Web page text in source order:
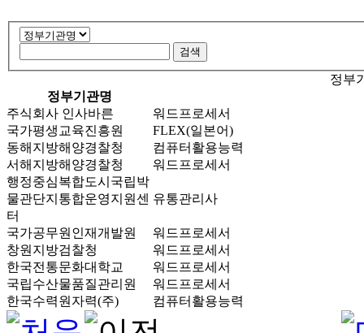
정부
정부기관명
주식회사 인사바른
워드프로세서
국가평생교육진흥원
FLEX(일본어)
동해지방해양경찰청
컴퓨터활용능력
서해지방해양경찰청
워드프로세서
행정중심복합도시국립박
물관단지통합운영지원센
터
유통관리사
국가공무원인재개발원
워드프로세서
창원지방검찰청
워드프로세서
한국전통문화대학교
워드프로세서
국립수산물품질관리원
워드프로세서
한국수력원자력(주)
컴퓨터활용능력